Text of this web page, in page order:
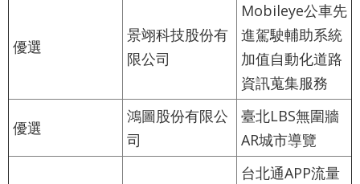
優選
景翊科技股份有
限公司
Mobileye公車先
進駕駛輔助系統
加值自動化道路
資訊蒐集服務
優選
鴻圖股份有限公
司
臺北LBS無圍牆
AR城市導覽
台北通APP流量